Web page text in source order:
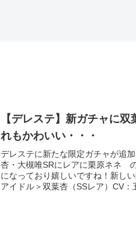
【デレステ】新ガチャに
れもかわいい・・・
デレステに新たな限定ガチャが追
杏・大槻唯SRにレアに栗原ネネ
になっており嬉しいですね！新し
アイドル＞双葉杏（SSレア）CV：